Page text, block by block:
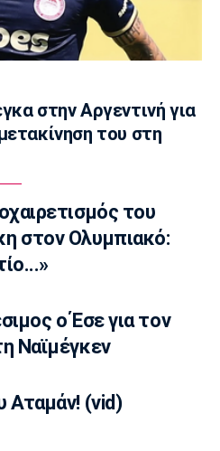
τις 211
σε Ινφαντίνο
με τη
στο ΝΒΑ
τον
Ρεάλ Μαδρίτης
στην Αργεντινή για
του στη
του
στον Ολυμπιακό:
ο Έσε για τον
Ναϊμέγκεν
Αταμάν! (vid)